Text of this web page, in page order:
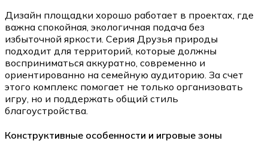
Дизайн площадки хорошо работает в проектах, где
важна спокойная, экологичная подача без
избыточной яркости. Серия Друзья природы
подходит для территорий, которые должны
восприниматься аккуратно, современно и
ориентированно на семейную аудиторию. За счет
этого комплекс помогает не только организовать
игру, но и поддержать общий стиль
благоустройства.
Конструктивные особенности и игровые зоны